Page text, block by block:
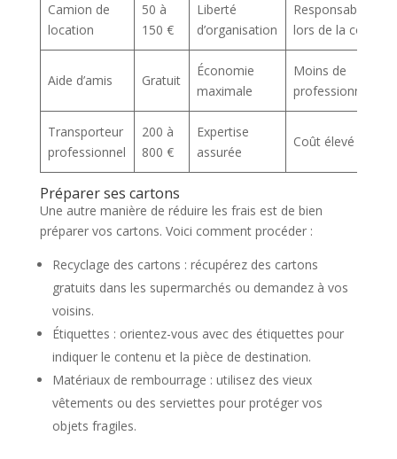
Camion de
location
50 à
150 €
Liberté
d’organisation
Responsabilité
lors de la
Aide d’amis Gratuit
Économie
maximale
Moins de
Transporteur
professionnel
200 à
800 €
Expertise
assurée
Coût élevé
Préparer ses cartons
Une autre manière de réduire les frais est de bien
préparer vos cartons. Voici comment procéder :
Recyclage des cartons : récupérez des cartons
gratuits dans les supermarchés ou demandez à vos
voisins.
Étiquettes : orientez-vous avec des étiquettes pour
indiquer le contenu et la pièce de destination.
Matériaux de rembourrage : utilisez des vieux
vêtements ou des serviettes pour protéger vos
objets fragiles.